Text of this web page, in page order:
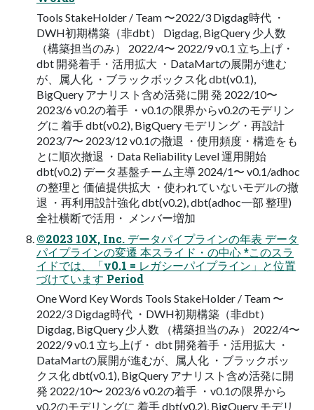
Tools StakeHolder / Team 〜2022/3 Digdag時代 ・
DWH初期構築（非dbt） Digdag, BigQuery 少人数
（構築担当のみ） 2022/4〜 2022/9 v0.1 立ち上げ・
dbt 開発着手・活用拡大 ・DataMartの展開が進む
が、属人化 ・ブラックボックス化 dbt(v0.1),
BigQuery アナリスト含め活発に開 発 2022/10〜
2023/6 v0.2の着手 ・v0.1の限界からv0.2のモデリン
グに 着手 dbt(v0.2), BigQuery モデリング・再設計
2023/7〜 2023/12 v0.1の撤退 ・使用頻度・構造をも
とに順次撤退 ・Data Reliability Level 運用開始
dbt(v0.2) データ基盤チーム主導 2024/1〜 v0.1/adhoc
の整理と 価値提供拡大 ・使われていないモデルの撤
退 ・再利用設計強化 dbt(v0.2), dbt(adhoc一部 整理)
全社横断で活用・ メンバー増加
©2023 10X, Inc. データパイプラインの年表 データ
パイプラインの変遷 本スライド・の中心 *このスラ
イドでは、「v0.1 = レガシーパイプライン」と位置
づけています Period
One Word Key Words Tools StakeHolder / Team 〜
2022/3 Digdag時代 ・DWH初期構築（非dbt）
Digdag, BigQuery 少人数 （構築担当のみ） 2022/4〜
2022/9 v0.1 立ち上げ・ dbt 開発着手・活用拡大 ・
DataMartの展開が進むが、属人化 ・ブラックボッ
クス化 dbt(v0.1), BigQuery アナリスト含め活発に開
発 2022/10〜 2023/6 v0.2の着手 ・v0.1の限界から
v0.2のモデリングに 着手 dbt(v0.2), BigQuery モデリ